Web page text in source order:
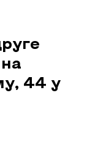
44 у